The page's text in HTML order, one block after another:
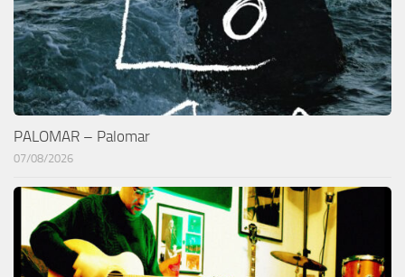
PALOMAR – Palomar
07/08/2026